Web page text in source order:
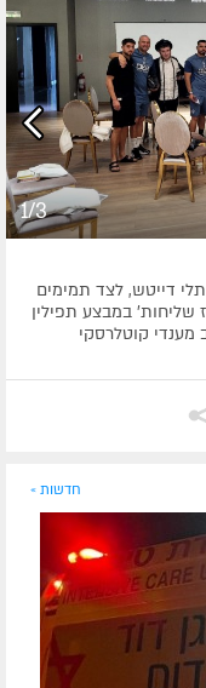
1/3
דייטש, לצד תמימים
'מרכז שליחות' במבצע תפילין
מענדי קוטלרסקי
חדשות »